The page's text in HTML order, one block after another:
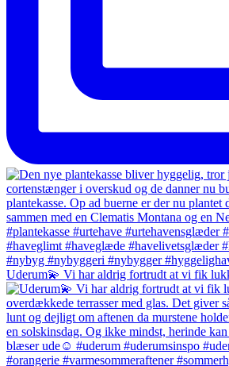
Uderum💫 Vi har aldrig fortrudt at vi fik